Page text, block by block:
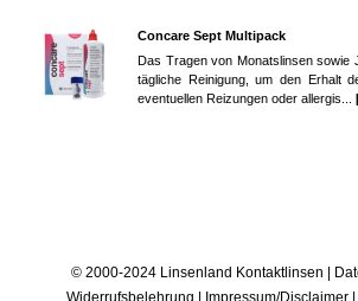
Concare Sept Multipack
Das Tragen von Monatslinsen sowie
tägliche Reinigung, um den Erhalt
eventuellen Reizungen oder allergis...
© 2000-2024 Linsenland Kontaktlinsen |
Widerrufsbelehrung | Impressum/Disclaimer |